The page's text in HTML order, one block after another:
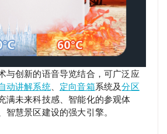
与创新的语音导览结合，可广泛应
动讲解系统、 定向音箱系统及分区
满未来科技感、智能化的参观体
智慧景区建设的强大引擎。